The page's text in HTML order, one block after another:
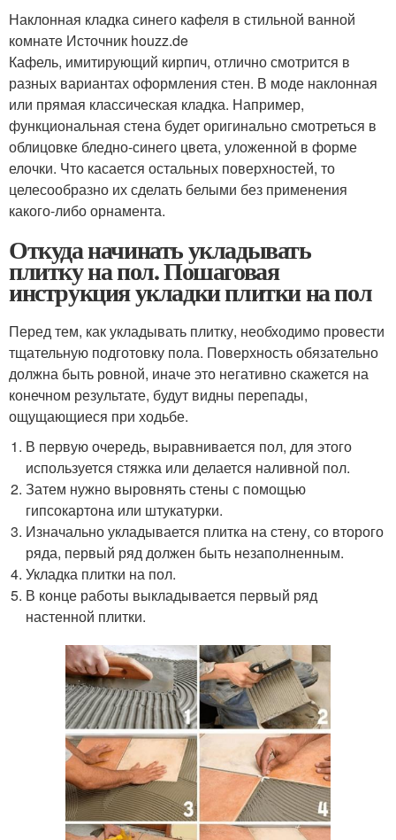
Наклонная кладка синего кафеля в стильной ванной
комнате Источник houzz.de
Кафель, имитирующий кирпич, отлично смотрится в
разных вариантах оформления стен. В моде наклонная
или прямая классическая кладка. Например,
функциональная стена будет оригинально смотреться в
облицовке бледно-синего цвета, уложенной в форме
елочки. Что касается остальных поверхностей, то
целесообразно их сделать белыми без применения
какого-либо орнамента.
Откуда начинать укладывать
плитку на пол. Пошаговая
инструкция укладки плитки на пол
Перед тем, как укладывать плитку, необходимо провести
тщательную подготовку пола. Поверхность обязательно
должна быть ровной, иначе это негативно скажется на
конечном результате, будут видны перепады,
ощущающиеся при ходьбе.
В первую очередь, выравнивается пол, для этого
используется стяжка или делается наливной пол.
Затем нужно выровнять стены с помощью
гипсокартона или штукатурки.
Изначально укладывается плитка на стену, со второго
ряда, первый ряд должен быть незаполненным.
Укладка плитки на пол.
В конце работы выкладывается первый ряд
настенной плитки.